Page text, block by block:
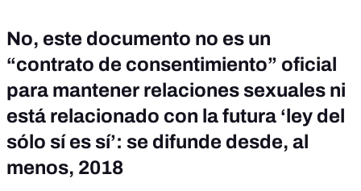
No, este documento no es un
“contrato de consentimiento” oficial
para mantener relaciones sexuales ni
está relacionado con la futura ‘ley del
sólo sí es sí’: se difunde desde, al
menos, 2018